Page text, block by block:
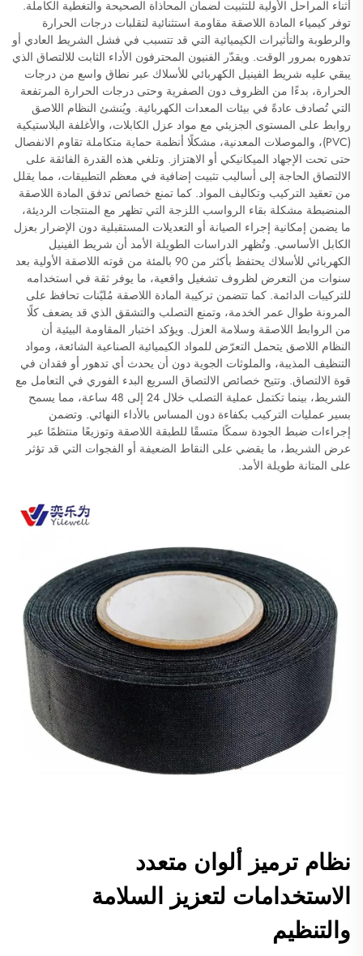
أثناء المراحل الأولية للتثبيت لضمان المحاذاة الصحيحة والتغطية الكاملة.
توفر كيمياء المادة اللاصقة مقاومة استثنائية لتقلبات درجات الحرارة
والرطوبة والتأثيرات الكيميائية التي قد تتسبب في فشل الشريط العادي أو
تدهوره بمرور الوقت. ويقدّر الفنيون المحترفون الأداء الثابت للالتصاق الذي
يبقي عليه شريط الفينيل الكهربائي للأسلاك عبر نطاق واسع من درجات
الحرارة، بدءًا من الظروف دون الصفرية وحتى درجات الحرارة المرتفعة
التي تُصادف عادةً في بيئات المعدات الكهربائية. ويُنشئ النظام اللاصق
روابط على المستوى الجزيئي مع مواد عزل الكابلات، والأغلفة البلاستيكية
(PVC)، والموصلات المعدنية، مشكلًا أنظمة حماية متكاملة تقاوم الانفصال
حتى تحت الإجهاد الميكانيكي أو الاهتزاز. وتلغي هذه القدرة الفائقة على
الالتصاق الحاجة إلى أساليب تثبيت إضافية في معظم التطبيقات، مما يقلل
من تعقيد التركيب وتكاليف المواد. كما تمنع خصائص تدفق المادة اللاصقة
المنضبطة مشكلة بقاء الرواسب اللزجة التي تظهر مع المنتجات الرديئة،
ما يضمن إمكانية إجراء الصيانة أو التعديلات المستقبلية دون الإضرار بعزل
الكابل الأساسي. وتُظهر الدراسات الطويلة الأمد أن شريط الفينيل
الكهربائي للأسلاك يحتفظ بأكثر من 90 بالمئة من قوته اللاصقة الأولية بعد
سنوات من التعرض لظروف تشغيل واقعية، ما يوفر ثقة في استخدامه
للتركيبات الدائمة. كما تتضمن تركيبة المادة اللاصقة مُليّنات تحافظ على
المرونة طوال عمر الخدمة، وتمنع التصلب والتشقق الذي قد يضعف كلًا
من الروابط اللاصقة وسلامة العزل. ويؤكد اختبار المقاومة البيئية أن
النظام اللاصق يتحمل التعرّض للمواد الكيميائية الصناعية الشائعة، ومواد
التنظيف المذيبة، والملوثات الجوية دون أن يحدث أي تدهور أو فقدان في
قوة الالتصاق. وتتيح خصائص الالتصاق السريع البدء الفوري في التعامل مع
الشريط، بينما تكتمل عملية التصلب خلال 24 إلى 48 ساعة، مما يسمح
بسير عمليات التركيب بكفاءة دون المساس بالأداء النهائي. وتضمن
إجراءات ضبط الجودة سمكًا متسقًا للطبقة اللاصقة وتوزيعًا منتظمًا عبر
عرض الشريط، ما يقضي على النقاط الضعيفة أو الفجوات التي قد تؤثر
على المتانة طويلة الأمد.
نظام ترميز ألوان متعدد
الاستخدامات لتعزيز السلامة
والتنظيم